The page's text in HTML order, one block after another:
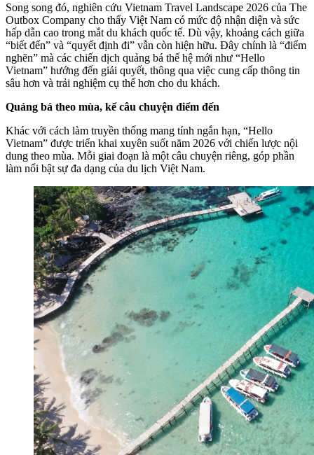
Song song đó, nghiên cứu Vietnam Travel Landscape 2026 của The
Outbox Company cho thấy Việt Nam có mức độ nhận diện và sức
hấp dẫn cao trong mắt du khách quốc tế. Dù vậy, khoảng cách giữa
“biết đến” và “quyết định đi” vẫn còn hiện hữu. Đây chính là “điểm
nghẽn” mà các chiến dịch quảng bá thế hệ mới như “Hello
Vietnam” hướng đến giải quyết, thông qua việc cung cấp thông tin
sâu hơn và trải nghiệm cụ thể hơn cho du khách.
Quảng bá theo mùa, kể câu chuyện điểm đến
Khác với cách làm truyền thống mang tính ngắn hạn, “Hello
Vietnam” được triển khai xuyên suốt năm 2026 với chiến lược nội
dung theo mùa. Mỗi giai đoạn là một câu chuyện riêng, góp phần
làm nổi bật sự đa dạng của du lịch Việt Nam.